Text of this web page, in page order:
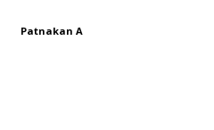
Patnakan A